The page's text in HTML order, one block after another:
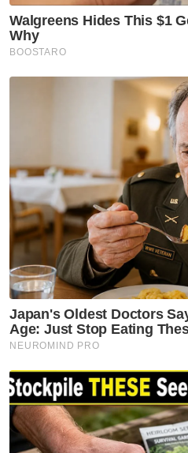
“Saya harap alat ini
kepada petani lain juga.
banyak memberi
kepada saya,” ujarnya
Muat turun aplikasi
Petani